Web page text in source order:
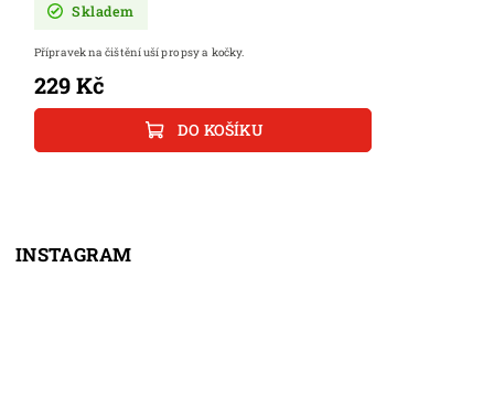
Skladem
229 Kč
DO KOŠÍKU
Přípravek na čištění uší pro psy a kočky.
INSTAGRAM